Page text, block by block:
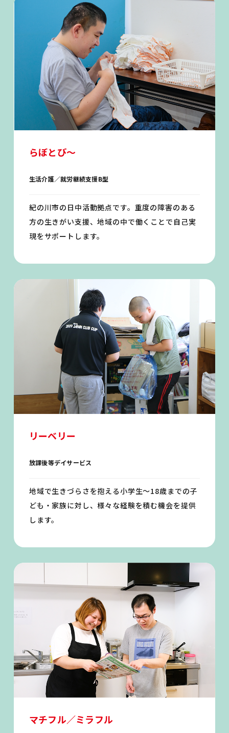
らぼとび〜
生活介護／就労継続支援B型
紀の川市の日中活動拠点です。重度の障害のある
方の生きがい支援、地域の中で働くことで自己実
現をサポートします。
リーベリー
放課後等デイサービス
地域で生きづらさを抱える小学生〜18歳までの子
ども・家族に対し、様々な経験を積む機会を提供
します。
マチフル／ミラフル